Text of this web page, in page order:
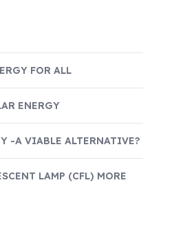
FOR ALL
ENERGY
-A VIABLE ALTERNATIVE?
LAMP (CFL) MORE